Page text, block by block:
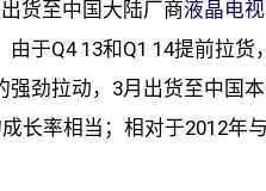
货至中国大陆厂商液晶电视
由于Q4 13和Q1 14提前拉
强劲拉动，3月出货至中国
长率相当；相对于2012年